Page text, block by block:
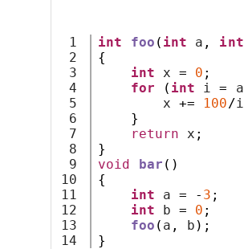
1
2
3
4
5
6
7
8
9
10
11
12
13
int foo ( int a , int
{
int x = 0 ;
for
( int i = a
x += 100/i
}
return x ;
}
void
bar ()
{
int a = - 3 ;
int b = 0 ;
foo ( a , b );
}